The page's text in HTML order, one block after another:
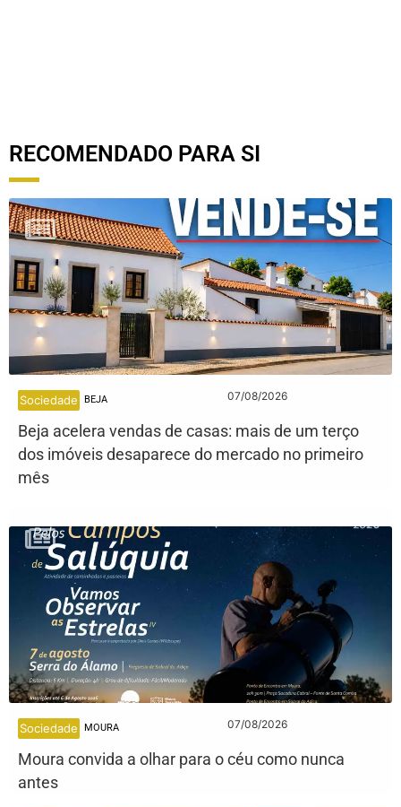
RECOMENDADO PARA SI
Sociedade BEJA 07/08/2026
Beja acelera vendas de casas: mais de um terço
dos imóveis desaparece do mercado no primeiro
mês
Sociedade MOURA 07/08/2026
Moura convida a olhar para o céu como nunca
antes